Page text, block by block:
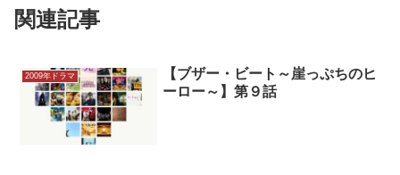
関連記事
2009年ドラマ
【ブザー・ビート～崖っぷちのヒ
ーロー～】第９話